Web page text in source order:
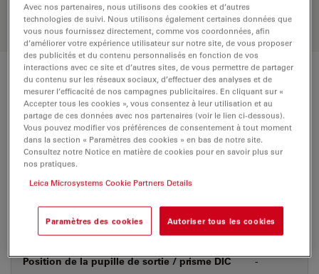
l’option la mieux adaptée à vos
besoins.
Caractéristiques techniques
Numéro de produit 11518149
BAGUE DE CORRECTION (CORR)
LAMELLE COUVRE-OBJET
Avec et
sans
Position de la pupille de sortie / prisme DIC -
Avec nos partenaires, nous utilisons des cookies et d’autres
technologies de suivi. Nous utilisons également certaines données que
vous nous fournissez directement, comme vos coordonnées, afin
d’améliorer votre expérience utilisateur sur notre site, de vous proposer
des publicités et du contenu personnalisés en fonction de vos
interactions avec ce site et d’autres sites, de vous permettre de partager
du contenu sur les réseaux sociaux, d’effectuer des analyses et de
mesurer l’efficacité de nos campagnes publicitaires. En cliquant sur «
Accepter tous les cookies », vous consentez à leur utilisation et au
partage de ces données avec nos partenaires (voir le lien ci-dessous).
Vous pouvez modifier vos préférences de consentement à tout moment
dans la section « Paramètres des cookies » en bas de notre site.
Consultez notre Notice en matière de cookies pour en savoir plus sur
nos pratiques.
Leica Microsystems Cookie Partners Details
Paramètres des cookies Autoriser tous les cookies